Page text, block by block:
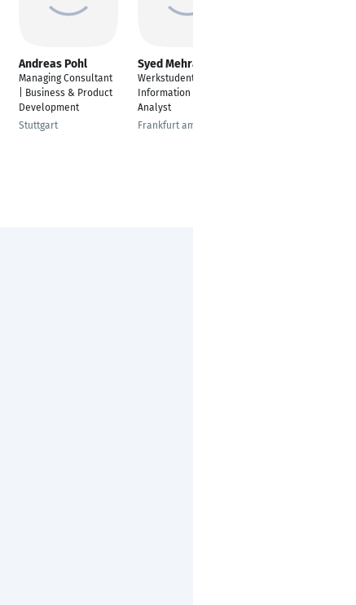
Andreas Pohl
Managing Consultant
| Business & Product
Development
Stuttgart
Syed Mehran Raza
Werkstudent -
Information Security
Analyst
Frankfurt am Main